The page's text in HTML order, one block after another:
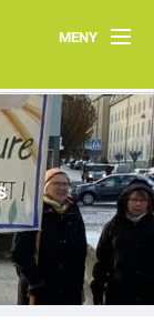
MENY
Hem
Om oss
Arkiv
Projekt